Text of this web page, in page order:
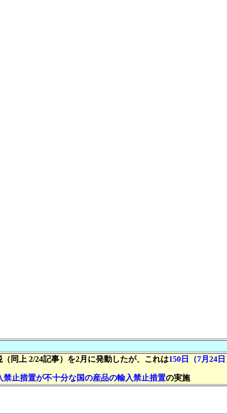
同上 2/24記事）を2月に発動したが、これは150日（7月24
禁止措置が不十分な国の産品の輸入禁止措置の実施